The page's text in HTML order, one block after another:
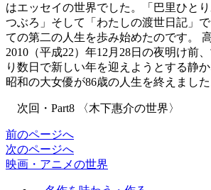
はエッセイの世界でした。「巴里ひと
つぶろ」そして「わたしの渡世日記」
ての第二の人生を歩み始めたのです。
2010（平成22）年12月28日の夜明け前
り数日で新しい年を迎えようとする静
昭和の大女優が86歳の人生を終えました
次回・Part8 〈木下惠介の世界〉
前のページへ
次のページへ
映画・アニメの世界